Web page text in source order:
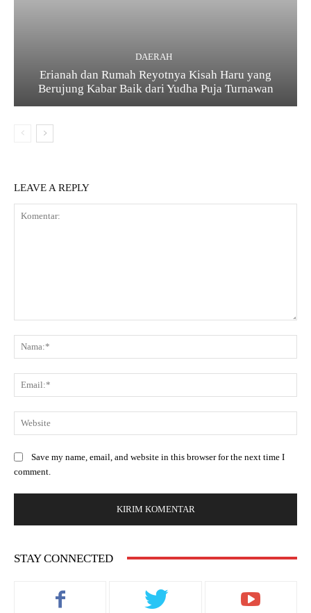
DAERAH
Erianah dan Rumah Reyotnya Kisah Haru yang
Berujung Kabar Baik dari Yudha Puja Turnawan
LEAVE A REPLY
Save my name, email, and website in this browser for the next time I
comment.
STAY CONNECTED